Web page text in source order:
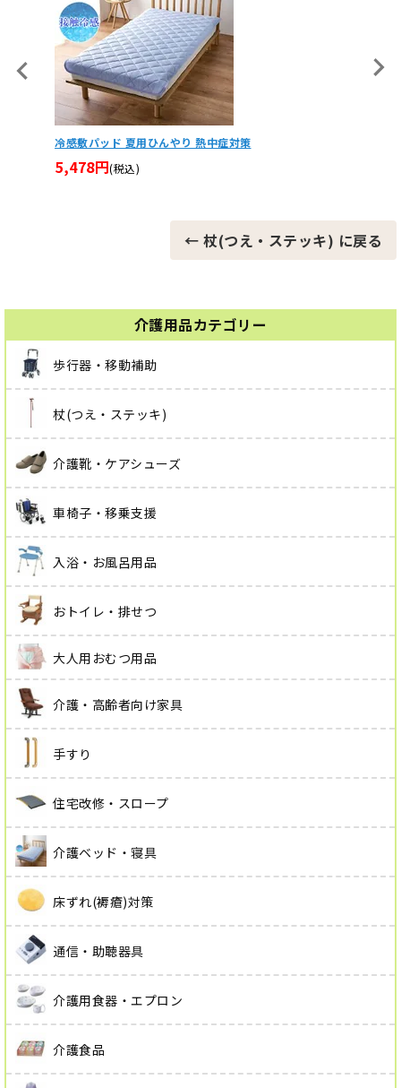
介護用品カテゴリー
歩行器・移動補助
杖(つえ・ステッキ)
介護靴・ケアシューズ
車椅子・移乗支援
入浴・お風呂用品
おトイレ・排せつ
大人用おむつ用品
介護・高齢者向け家具
手すり
住宅改修・スロープ
介護ベッド・寝具
床ずれ(褥瘡)対策
通信・助聴器具
介護用食器・エプロン
介護食品
シナノ 強度の高いしっかり安心2本杖（2本組） 歩行サポ
ート リハビリ
11,280円
← 杖(つえ・ステッキ) に戻る